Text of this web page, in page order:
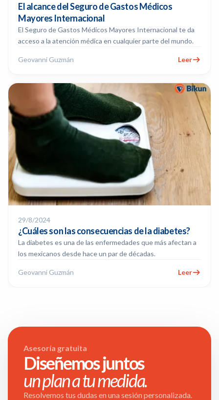
El alcance del Seguro de Gastos Médicos
Mayores Internacional
El Seguro de Gastos Médicos Mayores Internacional te da
acceso a la atención médica en cualquier parte del mundo.
Geovanni Guzmán Leer
29/8/2024
¿Cuáles son las consecuencias de la diabetes?
La diabetes es una de las enfermedades que más afectan a
los mexicanos desde hace un par de décadas.
Geovanni Guzmán Leer
Asesoría gratuita
Diseñemos juntos
un plan a tu medida.
Resolvemos tus dudas en una sesión personalizada.